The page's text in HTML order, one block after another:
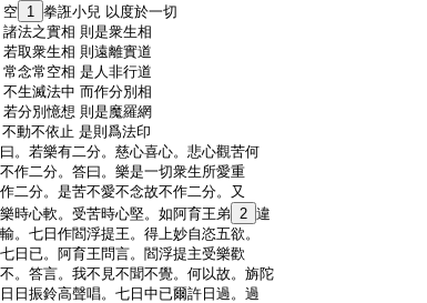
1 拳誑小兒 以度於一切
法之實相 則是衆生相
取衆生相 則遠離實道
念常空相 是人非行道
生滅法中 而作分別相
分別憶想 則是魔羅網
動不依止 是則爲法印
。若樂有二分。慈心喜心。悲心觀苦何
作二分。答曰。樂是一切衆生所愛重
二分。是苦不愛不念故不作二分。又
時心軟。受苦時心堅。如阿育王弟 2 違
。七日作閻浮提王。得上妙自恣五欲。
日已。阿育王問言。閻浮提主受樂歡
。答言。我不見不聞不覺。何以故。旃陀
日振鈴高聲唱。七日中已爾許日過。過